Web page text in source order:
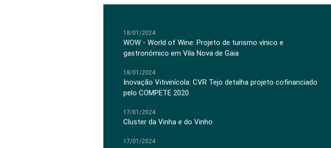
18/01/2024
WOW - World of Wine: Projeto de turismo vínico e
gastronómico em Vila Nova de Gaia
18/01/2024
Inovação Vitivinícola: CVR Tejo detalha projeto cofinanciado
pelo COMPETE 2020
17/01/2024
Cluster da Vinha e do Vinho
17/01/2024